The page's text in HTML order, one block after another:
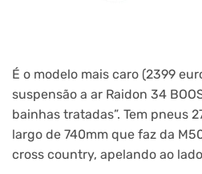
É o modelo mais caro (2399
suspensão a ar Raidon 34
bainhas tratadas”. Tem pneus
largo de 740mm que faz da
cross country, apelando ao